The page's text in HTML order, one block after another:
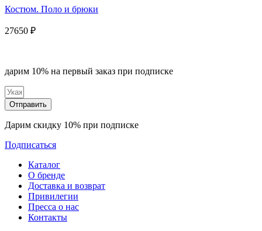
Костюм. Поло и брюки
27650 ₽
дарим 10% на первый заказ при подписке
Отправить
Дарим скидку 10% при подписке
Подписаться
Каталог
О бренде
Доставка и возврат
Привилегии
Пресса о нас
Контакты